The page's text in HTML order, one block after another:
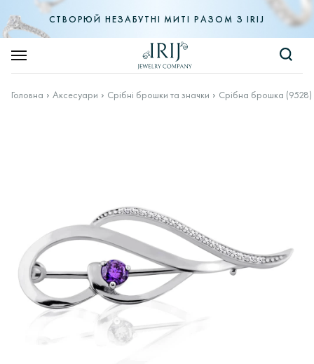
СТВОРЮЙ НЕЗАБУТНІ МИТІ РАЗОМ З IRIJ
Головна Аксесуари Срібні брошки та значки Срібна брошка (9528)